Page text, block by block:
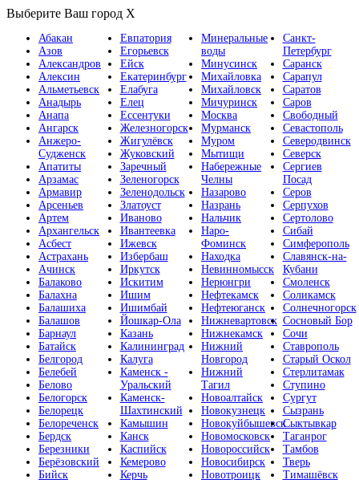
Выберите Ваш город X
Абакан
Азов
Александров
Алексин
Альметьевск
Анадырь
Анапа
Ангарск
Анжеро-
Судженск
Апатиты
Арзамас
Армавир
Арсеньев
Артем
Архангельск
Асбест
Астрахань
Ачинск
Балаково
Балахна
Балашиха
Балашов
Барнаул
Батайск
Белгород
Белебей
Белово
Белогорск
Белорецк
Белореченск
Бердск
Березники
Берёзовский
Бийск
Евпатория
Егорьевск
Ейск
Екатеринбург
Елабуга
Елец
Ессентуки
Железногорск
Жигулёвск
Жуковский
Заречный
Зеленогорск
Зеленодольск
Златоуст
Иваново
Ивантеевка
Ижевск
Избербаш
Иркутск
Искитим
Ишим
Ишимбай
Йошкар-Ола
Казань
Калининград
Калуга
Каменск -
Уральский
Каменск-
Шахтинский
Камышин
Канск
Каспийск
Кемерово
Керчь
Минеральные
воды
Минусинск
Михайловка
Михайловск
Мичуринск
Москва
Мурманск
Муром
Мытищи
Набережные
Челны
Назарово
Назрань
Нальчик
Наро-
Фоминск
Находка
Невинномысск
Нерюнгри
Нефтекамск
Нефтеюганск
Нижневартовск
Нижнекамск
Нижний
Новгород
Нижний
Тагил
Новоалтайск
Новокузнецк
Новокуйбышевск
Новомосковск
Новороссийск
Новосибирск
Новотроицк
Санкт-
Петербург
Саранск
Сарапул
Саратов
Саров
Свободный
Севастополь
Северодвинск
Северск
Сергиев
Посад
Серов
Серпухов
Сертолово
Сибай
Симферополь
Славянск-на-
Кубани
Смоленск
Соликамск
Солнечногорск
Сосновый Бор
Сочи
Ставрополь
Старый Оскол
Стерлитамак
Ступино
Сургут
Сызрань
Сыктывкар
Таганрог
Тамбов
Тверь
Тимашёвск